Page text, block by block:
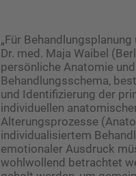
„Für
Dr. med. Maja Waibel
persönliche Anatomie
Behandlungsschema,
und Identifizierung der
individuellen
Alterungsprozesse
individu­alisiertem
emotionaler Ausdruck
wohlwollend betrachtet